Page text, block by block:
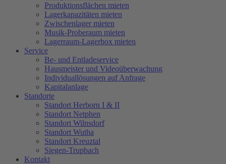
Produktionsflächen mieten
Lagerkapazitäten mieten
Zwischenlager mieten
Musik-Proberaum mieten
Lagerraum-Lagerbox mieten
Service
Be- und Entladeservice
Hausmeister und Videoüberwachung
Individuallösungen auf Anfrage
Kapitalanlage
Standorte
Standort Herborn I & II
Standort Netphen
Standort Wilnsdorf
Standort Wutha
Standort Kreuztal
Siegen-Trupbach
Kontakt